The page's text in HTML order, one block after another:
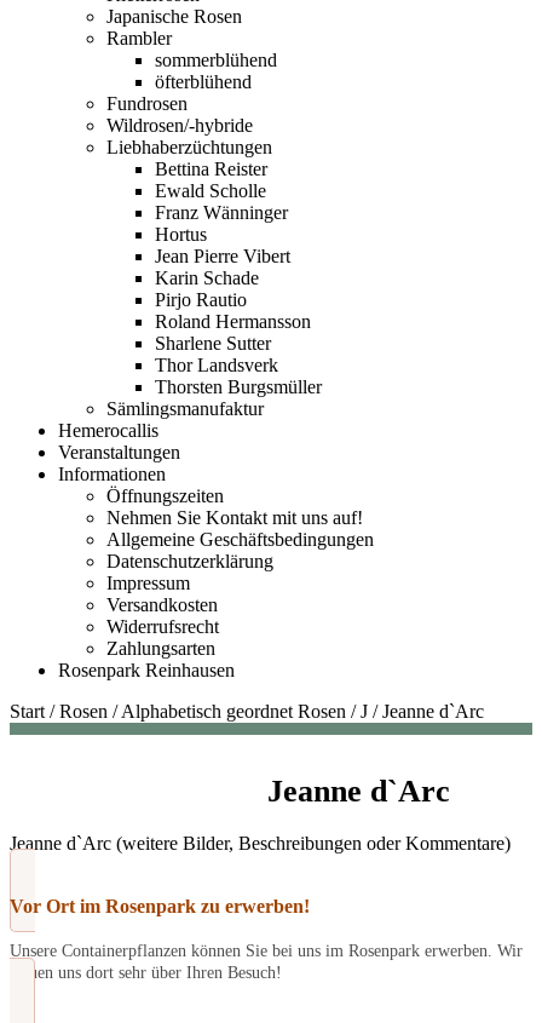
Japanische Rosen
Rambler
sommerblühend
öfterblühend
Fundrosen
Wildrosen/-hybride
Liebhaberzüchtungen
Bettina Reister
Ewald Scholle
Franz Wänninger
Hortus
Jean Pierre Vibert
Karin Schade
Pirjo Rautio
Roland Hermansson
Sharlene Sutter
Thor Landsverk
Thorsten Burgsmüller
Sämlingsmanufaktur
Hemerocallis
Veranstaltungen
Informationen
Öffnungszeiten
Nehmen Sie Kontakt mit uns auf!
Allgemeine Geschäftsbedingungen
Datenschutzerklärung
Impressum
Versandkosten
Widerrufsrecht
Zahlungsarten
Rosenpark Reinhausen
Start /Rosen /Alphabetisch geordnet Rosen /J /Jeanne d`Arc
Jeanne d`Arc
Jeanne d`Arc (weitere Bilder, Beschreibungen oder Kommentare)
Vor Ort im Rosenpark zu erwerben!
Unsere Containerpflanzen können Sie bei uns im Rosenpark erwerben. Wir
freuen uns dort sehr über Ihren Besuch!